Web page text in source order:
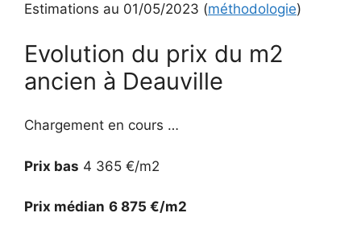
Estimations au 01/05/2023 (méthodologie)
Evolution du prix du m2
ancien à Deauville
Chargement en cours …
Prix bas 4 365 €/m2
Prix médian 6 875 €/m2